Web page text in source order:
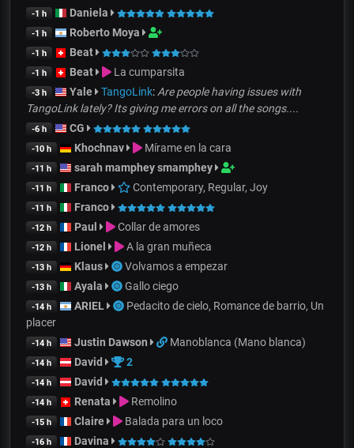
-1 h Daniela
-1 h Roberto Moya
-1 h Beat
-1 h Beat La cumparsita
-3 h Yale TangoLink: Are people having issues with
TangoLink lately? Its giving me errors on all the songs....
-6 h CG
-10 h Khochnav Mírame en la cara
-11 h sarah mamphey smamphey
-11 h Franco Contemporary, Regular, Joy
-11 h Franco
-12 h Paul Collar de amores
-12 h Lionel A la gran muñeca
-13 h Klaus Volvamos a empezar
-13 h Ayala Gallo ciego
-14 h ARIEL
Pedacito de cielo, Romance de barrio, Un
placer
-14 h Justin Dawson Manoblanca (Mano blanca)
-14 h David 2
-14 h David
-14 h Renata Remolino
-15 h Claire Balada para un loco
-16 h Davina